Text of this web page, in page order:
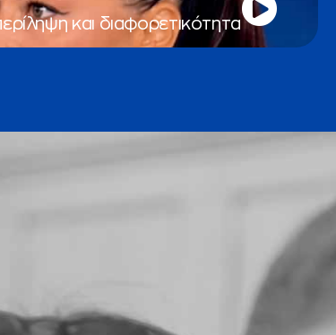
και διαφορετικότητα